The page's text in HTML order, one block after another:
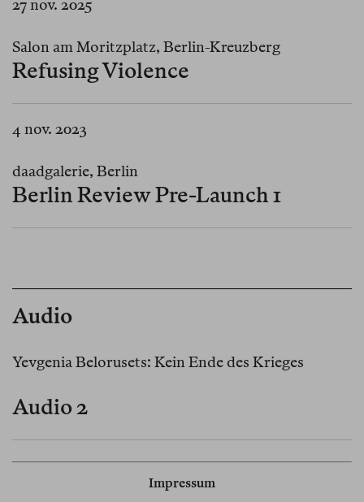
27 nov. 2025
Salon am Moritzplatz, Berlin-Kreuzberg
Refusing Violence
4 nov. 2023
daadgalerie, Berlin
Berlin Review Pre-Launch 1
Audio
Yevgenia Belorusets: Kein Ende des Krieges
Audio 2
Impressum